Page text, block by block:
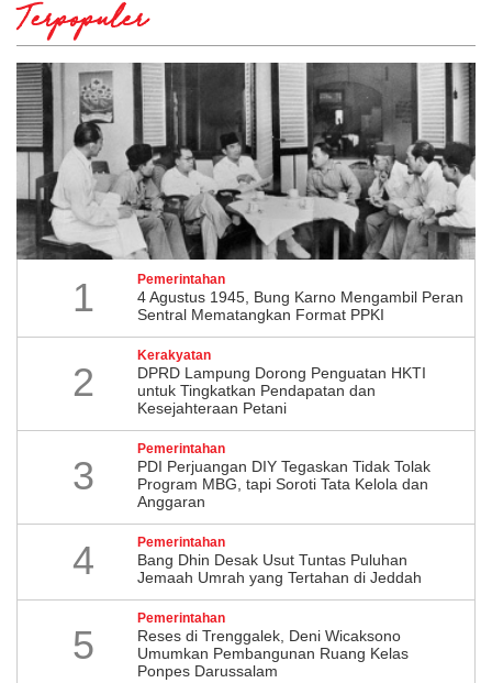
Terpopuler
1 Pemerintahan
4 Agustus 1945, Bung Karno Mengambil Peran
Sentral Mematangkan Format PPKI
2
Kerakyatan
DPRD Lampung Dorong Penguatan HKTI
untuk Tingkatkan Pendapatan dan
Kesejahteraan Petani
3
Pemerintahan
PDI Perjuangan DIY Tegaskan Tidak Tolak
Program MBG, tapi Soroti Tata Kelola dan
Anggaran
4 Pemerintahan
Bang Dhin Desak Usut Tuntas Puluhan
Jemaah Umrah yang Tertahan di Jeddah
5
Pemerintahan
​Reses di Trenggalek, Deni Wicaksono
Umumkan Pembangunan Ruang Kelas
Ponpes Darussalam